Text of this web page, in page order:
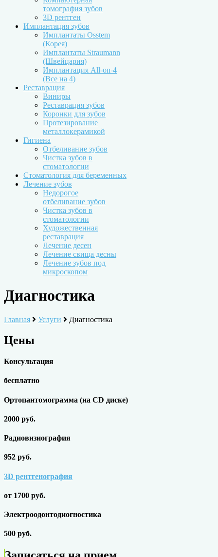
томография зубов
3D рентген
Имплантация зубов
Имплантаты Osstem
(Корея)
Имплантаты Straumann
(Швейцария)
Имплантация All-on-4
(Все на 4)
Реставрация
Виниры
Реставрация зубов
Коронки для зубов
Протезирование
металлокерамикой
Гигиена
Отбеливание зубов
Чистка зубов в
стоматологии
Стоматология для беременных
Лечение зубов
Недорогое
отбеливание зубов
Чистка зубов в
стоматологии
Художественная
реставрация
Лечение десен
Лечение свища десны
Лечение зубов под
микроскопом
Диагностика
Главная Услуги Диагностика
Цены
Консультация
бесплатно
Ортопантомограмма (на СD диске)
2000 руб.
Радиовизиография
952 руб.
3D рентгенография
от 1700 руб.
Электроодонтодиогностика
500 руб.